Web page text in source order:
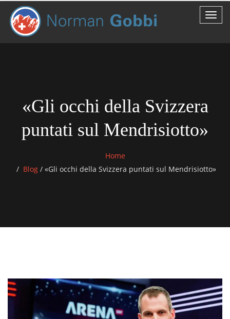
«Gli occhi della Svizzera
puntati sul Mendrisiotto»
Home
Blog / «Gli occhi della Svizzera puntati sul Mendrisiotto»